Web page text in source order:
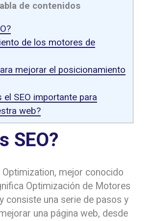
de contenidos
de los motores de
mejorar el posicionamiento
el SEO importante para
web?
SEO?
Optimization, mejor conocido
Optimización de Motores
consiste una serie de pasos y
una página web, desde